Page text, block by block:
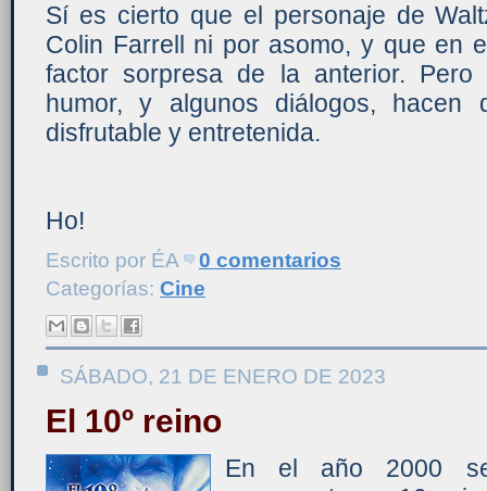
Sí es cierto que el personaje de
Colin Farrell ni por asomo, y que en
factor sorpresa de la anterior.
humor, y algunos diálogos,
disfrutable y entretenida.
Ho!
Escrito por ÉA
0 comentarios
Categorías: Cine
SÁBADO, 21 DE ENERO DE 2023
El 10º reino
En el año 2000